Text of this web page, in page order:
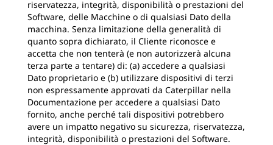
riservatezza, integrità, disponibilità o prestazioni del
Software, delle Macchine o di qualsiasi Dato della
macchina. Senza limitazione della generalità di
quanto sopra dichiarato, il Cliente riconosce e
accetta che non tenterà (e non autorizzerà alcuna
terza parte a tentare) di: (a) accedere a qualsiasi
Dato proprietario e (b) utilizzare dispositivi di terzi
non espressamente approvati da Caterpillar nella
Documentazione per accedere a qualsiasi Dato
fornito, anche perché tali dispositivi potrebbero
avere un impatto negativo su sicurezza, riservatezza,
integrità, disponibilità o prestazioni del Software.